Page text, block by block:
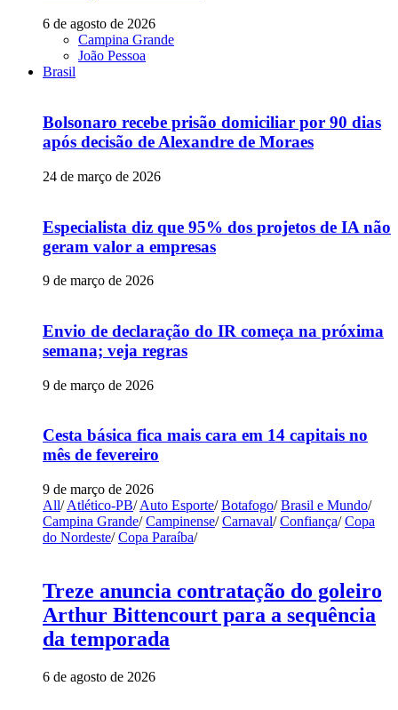
6 de agosto de 2026
Campina Grande
João Pessoa
Brasil
Bolsonaro recebe prisão domiciliar por 90 dias
após decisão de Alexandre de Moraes
24 de março de 2026
Especialista diz que 95% dos projetos de IA não
geram valor a empresas
9 de março de 2026
Envio de declaração do IR começa na próxima
semana; veja regras
9 de março de 2026
Cesta básica fica mais cara em 14 capitais no
mês de fevereiro
9 de março de 2026
All/ Atlético-PB/ Auto Esporte/ Botafogo/ Brasil e Mundo/
Campina Grande/ Campinense/ Carnaval/ Confiança/ Copa
do Nordeste/ Copa Paraíba/
Treze anuncia contratação do goleiro
Arthur Bittencourt para a sequência
da temporada
6 de agosto de 2026